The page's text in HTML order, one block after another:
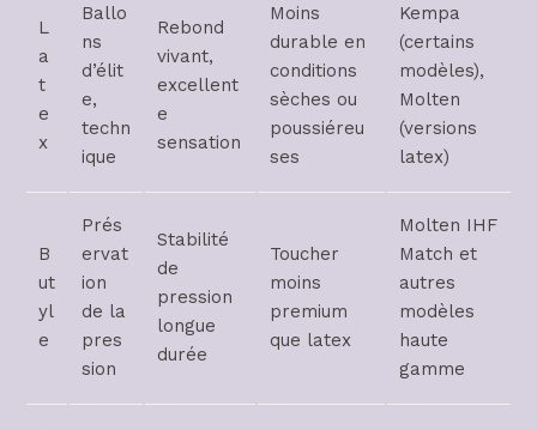
L
a
t
e
x
Ballo
ns
d’élit
e,
techn
ique
Rebond
vivant,
excellent
e
sensation
Moins
durable en
conditions
sèches ou
poussiéreu
ses
Kempa
(certains
modèles),
Molten
(versions
latex)
B
ut
yl
e
Prés
ervat
ion
de la
pres
sion
Stabilité
de
pression
longue
durée
Toucher
moins
premium
que latex
Molten IHF
Match et
autres
modèles
haute
gamme